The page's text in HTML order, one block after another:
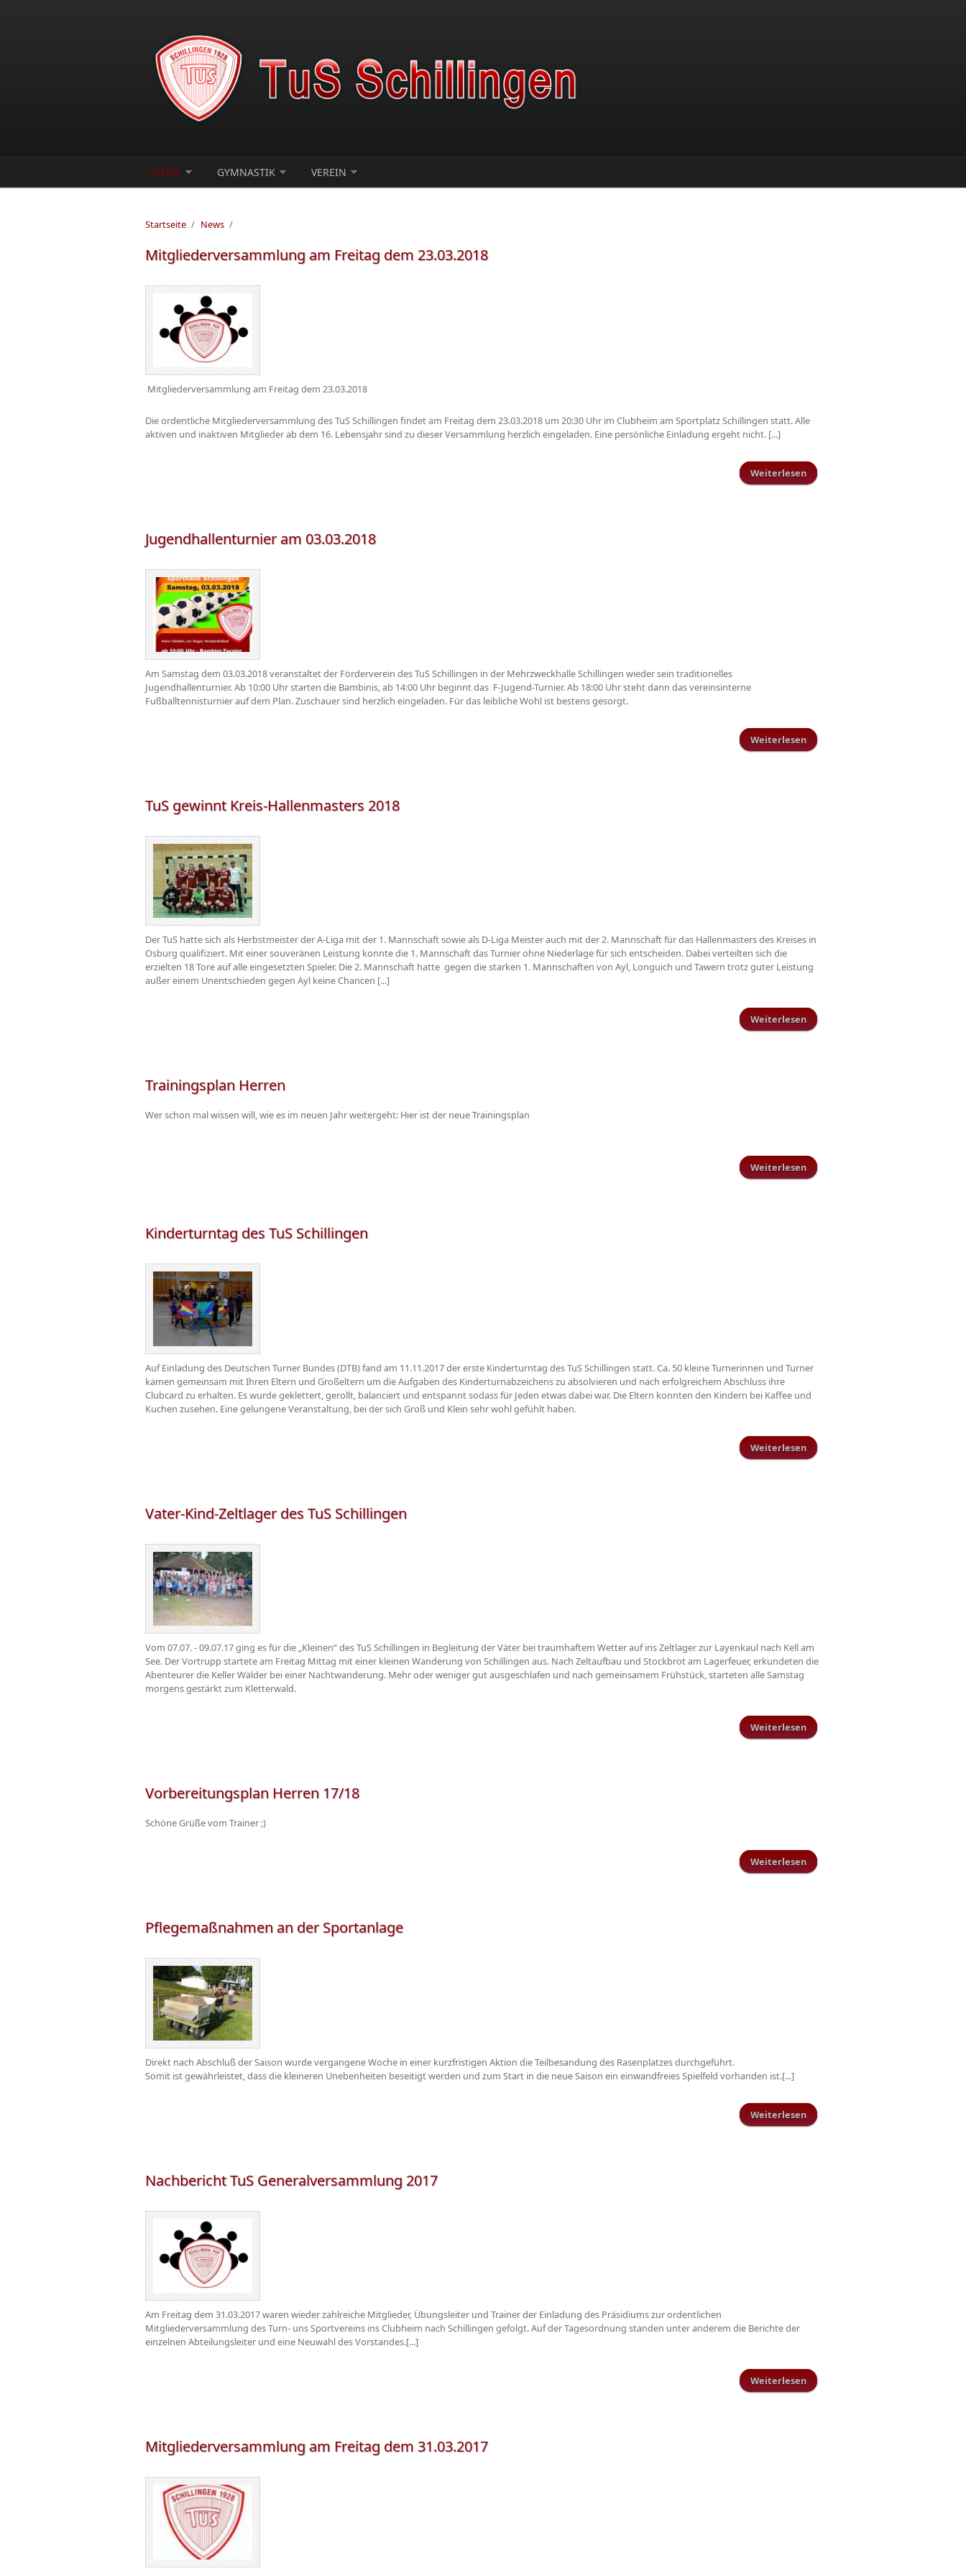
NEWS GYMNASTIK VEREIN
Startseite / News /
Mitgliederversammlung am Freitag dem 23.03.2018
Mitgliederversammlung am Freitag dem 23.03.2018
Die ordentliche Mitgliederversammlung des TuS Schillingen findet am Freitag dem 23.03.2018 um 20:30 Uhr im Clubheim am Sportplatz Schillingen statt. Alle
aktiven und inaktiven Mitglieder ab dem 16. Lebensjahr sind zu dieser Versammlung herzlich eingeladen. Eine persönliche Einladung ergeht nicht. [...]
Weiterlesen
über Mitgliederversammlung am
Jugendhallenturnier am 03.03.2018
Am Samstag dem 03.03.2018 veranstaltet der Förderverein des TuS Schillingen in der Mehrzweckhalle Schillingen wieder sein traditionelles
Jugendhallenturnier. Ab 10:00 Uhr starten die Bambinis, ab 14:00 Uhr beginnt das F-Jugend-Turnier. Ab 18:00 Uhr steht dann das vereinsinterne
Fußballtennisturnier auf dem Plan. Zuschauer sind herzlich eingeladen. Für das leibliche Wohl ist bestens gesorgt.
Weiterlesen
TuS gewinnt Kreis-Hallenmasters 2018
Der TuS hatte sich als Herbstmeister der A-Liga mit der 1. Mannschaft sowie als D-Liga Meister auch mit der 2. Mannschaft für das Hallenmasters des Kreises in
Osburg qualifiziert. Mit einer souveränen Leistung konnte die 1. Mannschaft das Turnier ohne Niederlage für sich entscheiden. Dabei verteilten sich die
erzielten 18 Tore auf alle eingesetzten Spieler. Die 2. Mannschaft hatte gegen die starken 1. Mannschaften von Ayl, Longuich und Tawern trotz guter Leistung
außer einem Unentschieden gegen Ayl keine Chancen [...]
Weiterlesen
Trainingsplan Herren
Wer schon mal wissen will, wie es im neuen Jahr weitergeht: Hier ist der neue Trainingsplan
Weiterlesen über Trainingsplan Herren
Kinderturntag des TuS Schillingen
Auf Einladung des Deutschen Turner Bundes (DTB) fand am 11.11.2017 der erste Kinderturntag des TuS Schillingen statt. Ca. 50 kleine Turnerinnen und Turner
kamen gemeinsam mit Ihren Eltern und Großeltern um die Aufgaben des Kinderturnabzeichens zu absolvieren und nach erfolgreichem Abschluss ihre
Clubcard zu erhalten. Es wurde geklettert, gerollt, balanciert und entspannt sodass für Jeden etwas dabei war. Die Eltern konnten den Kindern bei Kaffee und
Kuchen zusehen. Eine gelungene Veranstaltung, bei der sich Groß und Klein sehr wohl gefühlt haben.
Weiterlesen
Vater-Kind-Zeltlager des TuS Schillingen
Vom 07.07. - 09.07.17 ging es für die „Kleinen“ des TuS Schillingen in Begleitung der Väter bei traumhaftem Wetter auf ins Zeltlager zur Layenkaul nach Kell am
See. Der Vortrupp startete am Freitag Mittag mit einer kleinen Wanderung von Schillingen aus. Nach Zeltaufbau und Stockbrot am Lagerfeuer, erkundeten die
Abenteurer die Keller Wälder bei einer Nachtwanderung. Mehr oder weniger gut ausgeschlafen und nach gemeinsamem Frühstück, starteten alle Samstag
morgens gestärkt zum Kletterwald.
Weiterlesen
über Vater-Kind-Zeltlager des TuS
Vorbereitungsplan Herren 17/18
Schöne Grüße vom Trainer ;)
Weiterlesen
Pflegemaßnahmen an der Sportanlage
Direkt nach Abschluß der Saison wurde vergangene Woche in einer kurzfristigen Aktion die Teilbesandung des Rasenplatzes durchgeführt.
Somit ist gewährleistet, dass die kleineren Unebenheiten beseitigt werden und zum Start in die neue Saison ein einwandfreies Spielfeld vorhanden ist.[...]
Weiterlesen
Nachbericht TuS Generalversammlung 2017
Am Freitag dem 31.03.2017 waren wieder zahlreiche Mitglieder, Übungsleiter und Trainer der Einladung des Präsidiums zur ordentlichen
Mitgliederversammlung des Turn- uns Sportvereins ins Clubheim nach Schillingen gefolgt. Auf der Tagesordnung standen unter anderem die Berichte der
einzelnen Abteilungsleiter und eine Neuwahl des Vorstandes.[...]
Weiterlesen
Mitgliederversammlung am Freitag dem 31.03.2017